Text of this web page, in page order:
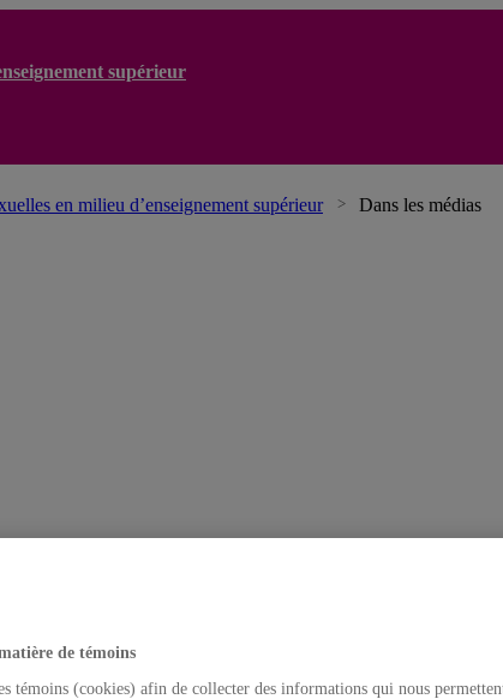
supérieur
en milieu d’enseignement supérieur Dans les médias
de témoins
témoins (cookies) afin de collecter des informations qui nous